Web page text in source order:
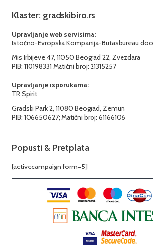
Klaster: gradskibiro.rs
Upravljanje web servisima:
Istočno-Evropska Kompanija-Butasbureau doo
Mis Irbijeve 47, 11050 Beograd 22, Zvezdara
PIB: 110198331 Matični broj: 21315257
Upravljanje isporukama:
TR Spirit
Gradski Park 2, 11080 Beograd, Zemun
PIB: 106650627; Matični broj: 61166106
Popusti & Pretplata
[activecampaign form=5]